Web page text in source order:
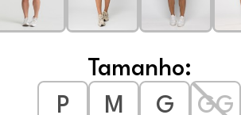
Tamanho:
P
M G GG